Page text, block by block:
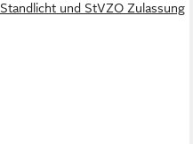
Standlicht und StVZO Zulassung